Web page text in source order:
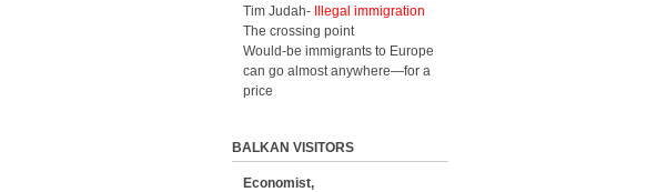
Tim Judah-
Illegal immigration
The crossing point
Would-be immigrants to Europe
can go almost anywhere—for a
price
BALKAN VISITORS
Economist,